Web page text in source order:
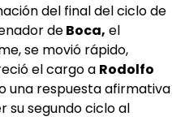
del final del ciclo de
deBoca, el
se movió rápido,
el cargo a Rodolfo
una respuesta afirmativa
su segundo ciclo al